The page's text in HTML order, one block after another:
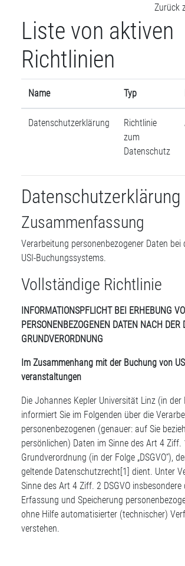
Zurück
Liste von aktiven
Richtlinien
Name Typ
Datenschutzerklärung
Richtlinie
zum
Datenschutz
Datenschutzerklärung
Zusammenfassung
Verarbeitung personenbezogener Daten bei
USI-Buchungssystems.
Vollständige Richtlinie
INFORMATIONSPFLICHT BEI ERHEBUNG
PERSONENBEZOGENEN DATEN NACH DER
GRUNDVERORDNUNG
Im Zusammenhang mit der Buchung von
veranstaltungen
Die Johannes Kepler Universität Linz (in der
informiert Sie im Folgenden über die
personenbezogenen (genauer: auf Sie
persönlichen) Daten im Sinne des Art 4 Ziff.
Grundverordnung (in der Folge „DSGVO“),
geltende Datenschutzrecht[1] dient. Unter
Sinne des Art 4 Ziff. 2 DSGVO insbesondere
Erfassung und Speicherung
ohne Hilfe automatisierter (technischer)
verstehen.